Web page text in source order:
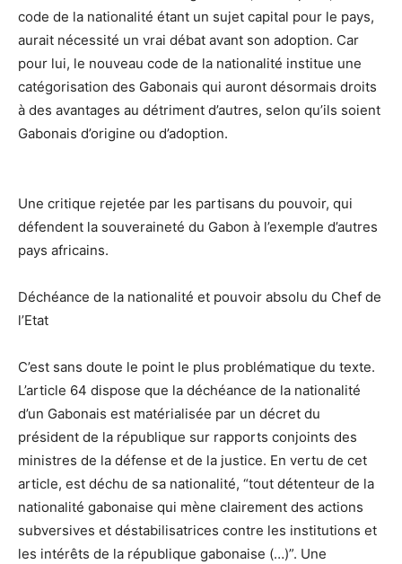
code de la nationalité étant un sujet capital pour le pays,
aurait nécessité un vrai débat avant son adoption. Car
pour lui, le nouveau code de la nationalité institue une
catégorisation des Gabonais qui auront désormais droits
à des avantages au détriment d’autres, selon qu’ils soient
Gabonais d’origine ou d’adoption.
Une critique rejetée par les partisans du pouvoir, qui
défendent la souveraineté du Gabon à l’exemple d’autres
pays africains.
Déchéance de la nationalité et pouvoir absolu du Chef de
l’Etat
C’est sans doute le point le plus problématique du texte.
L’article 64 dispose que la déchéance de la nationalité
d’un Gabonais est matérialisée par un décret du
président de la république sur rapports conjoints des
ministres de la défense et de la justice. En vertu de cet
article, est déchu de sa nationalité, “tout détenteur de la
nationalité gabonaise qui mène clairement des actions
subversives et déstabilisatrices contre les institutions et
les intérêts de la république gabonaise (…)”. Une